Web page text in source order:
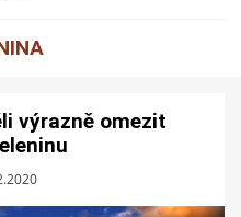
výrazně omezit